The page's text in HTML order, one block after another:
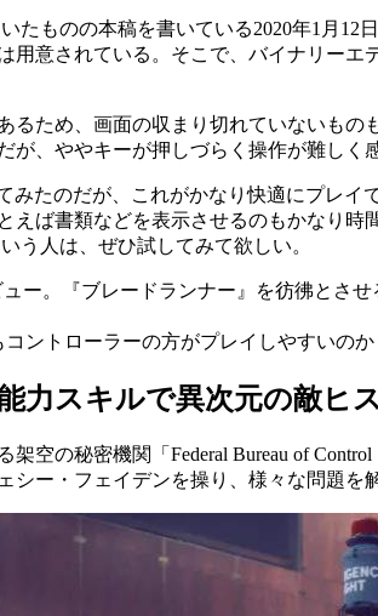
たものの本稿を書いている2020年1月12
用意されている。そこで、バイナリー
るため、画面の収まり切れていないも
、ややキーが押しづらく操作が難しく
たのだが、これがかなり快適にプレ
えば書類などを表示させるのもかなり
う人は、ぜひ試してみて欲しい。
ントローラーの方がプレイしやすいのか
力スキルで異次元の敵ヒ
空の秘密機関「Federal Bureau of
ー・フェイデンを操り、様々な問題を